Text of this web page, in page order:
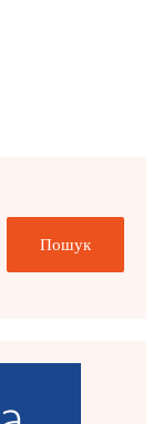
Пошук